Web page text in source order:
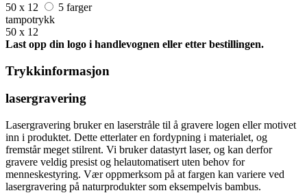
50 x 12
5 farger
tampotrykk
50 x 12
Last opp din logo i handlevognen eller etter bestillingen.
Trykkinformasjon
lasergravering
Lasergravering bruker en laserstråle til å gravere logen eller motivet
inn i produktet. Dette etterlater en fordypning i materialet, og
fremstår meget stilrent. Vi bruker datastyrt laser, og kan derfor
gravere veldig presist og helautomatisert uten behov for
menneskestyring. Vær oppmerksom på at fargen kan variere ved
lasergravering på naturprodukter som eksempelvis bambus.